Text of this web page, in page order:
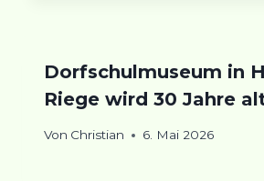
Dorfschulmuseum in
Riege wird 30 Jahre
Von Christian 6. Mai 2026